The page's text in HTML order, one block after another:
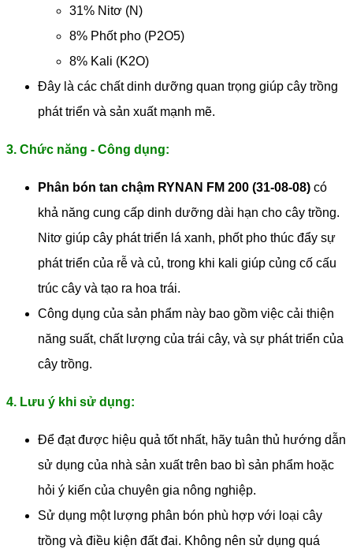
31% Nitơ (N)
8% Phốt pho (P2O5)
8% Kali (K2O)
Đây là các chất dinh dưỡng quan trọng giúp cây trồng
phát triển và sản xuất mạnh mẽ.
3. Chức năng - Công dụng:
Phân bón tan chậm RYNAN FM 200 (31-08-08) có
khả năng cung cấp dinh dưỡng dài hạn cho cây trồng.
Nitơ giúp cây phát triển lá xanh, phốt pho thúc đẩy sự
phát triển của rễ và củ, trong khi kali giúp củng cố cấu
trúc cây và tạo ra hoa trái.
Công dụng của sản phẩm này bao gồm việc cải thiện
năng suất, chất lượng của trái cây, và sự phát triển của
cây trồng.
4. Lưu ý khi sử dụng:
Để đạt được hiệu quả tốt nhất, hãy tuân thủ hướng dẫn
sử dụng của nhà sản xuất trên bao bì sản phẩm hoặc
hỏi ý kiến ​​của chuyên gia nông nghiệp.
Sử dụng một lượng phân bón phù hợp với loại cây
trồng và điều kiện đất đai. Không nên sử dụng quá